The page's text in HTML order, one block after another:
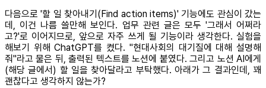
다음으로 '할 일 찾아내기(Find action items)' 기능에도 관심이 갔는
데, 이건 나름 쓸만해 보인다. 업무 관련 글은 모두 '그래서 어쩌라
고?'로 이어지므로, 앞으로 자주 쓰게 될 기능이라 생각한다. 실험을
해보기 위해 ChatGPT를 켰다. "현대사회의 대기질에 대해 설명해
줘"라고 물은 뒤, 출력된 텍스트를 노션에 붙였다. 그리고 노션 AI에게
(해당 글에서) 할 일을 찾아달라고 부탁했다. 아래가 그 결과인데, 꽤
괜찮다고 생각하지 않는가?